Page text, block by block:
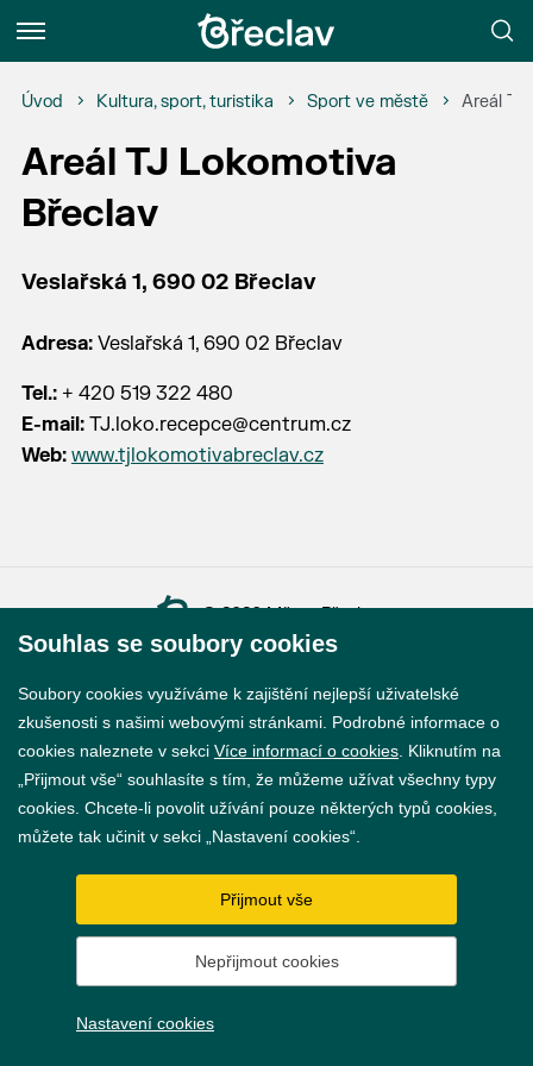
Menu
Úvod Kultura, sport, turistika Sport ve městě Areál TJ
Areál TJ Lokomotiva
Břeclav
Veslařská 1, 690 02 Břeclav
Adresa:Veslařská 1, 690 02 Břeclav
Tel.:+ 420 519 322 480
E-mail:TJ.loko.recepce@centrum.cz
Web: www.tjlokomotivabreclav.cz
© 2026 Město Břeclav
Prohlášení o přístupnosti
GDPR
Souhlas se soubory cookies
Soubory cookies využíváme k zajištění nejlepší uživatelské
zkušenosti s našimi webovými stránkami. Podrobné informace o
cookies naleznete v sekci Více informací o cookies . Kliknutím na
„Přijmout vše“ souhlasíte s tím, že můžeme užívat všechny typy
cookies. Chcete-li povolit užívání pouze některých typů cookies,
můžete tak učinit v sekci „Nastavení cookies“.
Přijmout vše
Nepřijmout cookies
Nastavení cookies